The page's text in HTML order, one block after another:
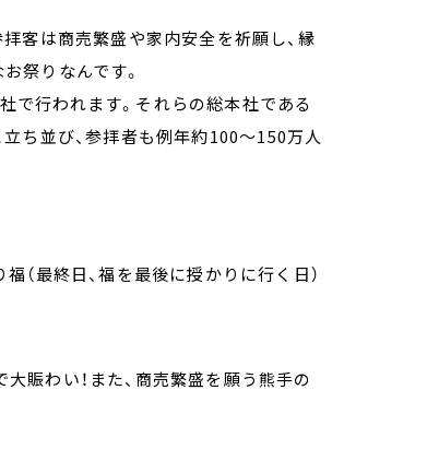
拝客は商売繁盛や家内安全を祈願し、縁
祭りなんです。
で行われます。それらの総本社である
立ち並び、参拝者も例年約100～150万人
福（最終日、福を最後に授かりに行く日）
賑わい！また、商売繁盛を願う熊手の